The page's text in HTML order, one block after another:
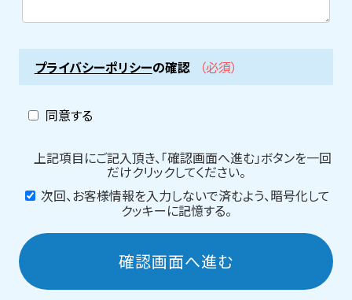
プライバシーポリシーの確認 （必須）
同意する
上記項目にご記入頂き、「確認画面へ進む」ボタンを一回
だけクリックしてください。
次回、お客様情報を入力しないで済むよう、暗号化して
クッキーに記憶する。
確認画面へ進む